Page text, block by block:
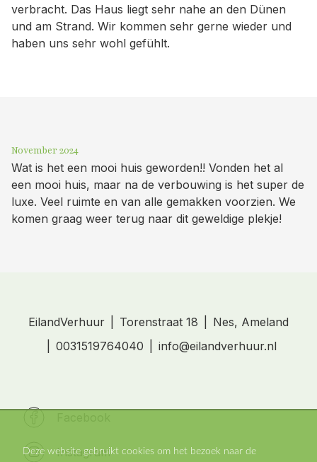
verbracht. Das Haus liegt sehr nahe an den Dünen
und am Strand. Wir kommen sehr gerne wieder und
haben uns sehr wohl gefühlt.
November 2024
Wat is het een mooi huis geworden!! Vonden het al
een mooi huis, maar na de verbouwing is het super de
luxe. Veel ruimte en van alle gemakken voorzien. We
komen graag weer terug naar dit geweldige plekje!
EilandVerhuur Torenstraat 18
Nes, Ameland
0031519764040
info@eilandverhuur.nl
Instagram
Deze website gebruikt cookies om het bezoek naar de